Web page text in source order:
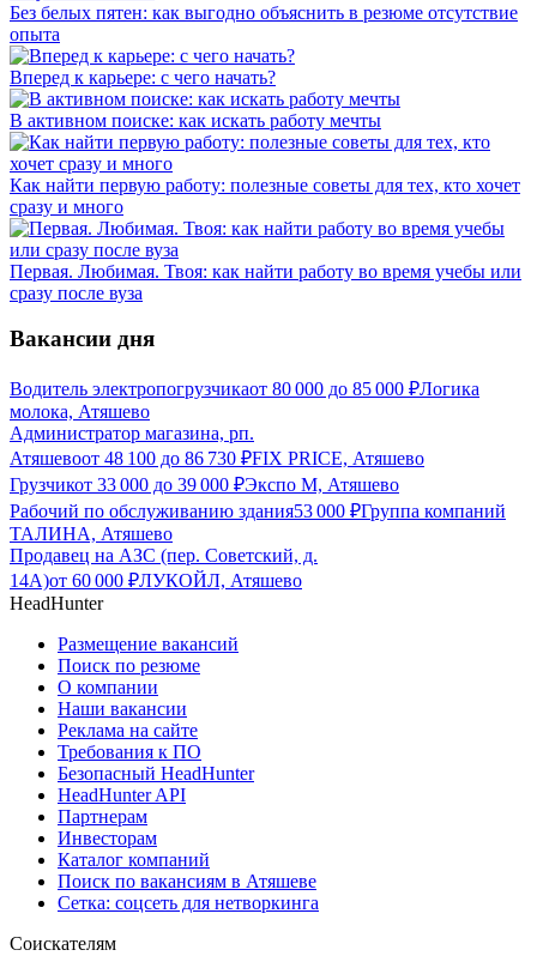
Без белых пятен: как выгодно объяснить в резюме отсутствие
опыта
Вперед к карьере: с чего начать?
В активном поиске: как искать работу мечты
Как найти первую работу: полезные советы для тех, кто хочет
сразу и много
Первая. Любимая. Твоя: как найти работу во время учебы или
сразу после вуза
Вакансии дня
Водитель электропогрузчикаот 80 000 до 85 000 ₽Логика
молока, Атяшево
Администратор магазина, рп.
Атяшевоот 48 100 до 86 730 ₽FIX PRICE, Атяшево
Грузчикот 33 000 до 39 000 ₽Экспо М, Атяшево
Рабочий по обслуживанию здания53 000 ₽Группа компаний
ТАЛИНА, Атяшево
Продавец на АЗС (пер. Советский, д.
14А)от 60 000 ₽ЛУКОЙЛ, Атяшево
HeadHunter
Размещение вакансий
Поиск по резюме
О компании
Наши вакансии
Реклама на сайте
Требования к ПО
Безопасный HeadHunter
HeadHunter API
Партнерам
Инвесторам
Каталог компаний
Поиск по вакансиям в Атяшеве
Сетка: соцсеть для нетворкинга
Соискателям